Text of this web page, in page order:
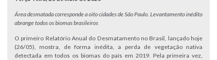
Área desmatada corresponde a oito cidades de São Paulo. Levantamento inédito
abrange todos os biomas brasileiros
O primeiro Relatório Anual do Desmatamento no Brasil, lançado hoje
(26/05), mostra, de forma inédita, a perda de vegetação nativa
detectada em todos os biomas do país em 2019. Pela primeira vez,